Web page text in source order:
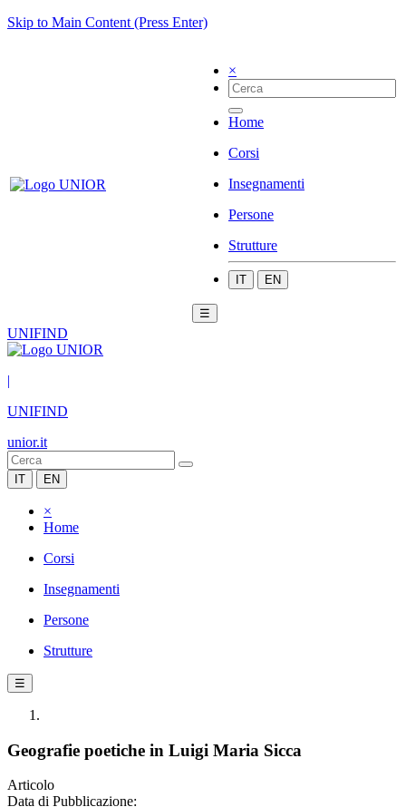
Skip to Main Content (Press Enter)
×
Home
Corsi
Insegnamenti
Persone
Strutture
IT EN
☰
UNIFIND
|
UNIFIND
unior.it
IT EN
×
Home
Corsi
Insegnamenti
Persone
Strutture
☰
Geografie poetiche in Luigi Maria Sicca
Articolo
Data di Pubblicazione: